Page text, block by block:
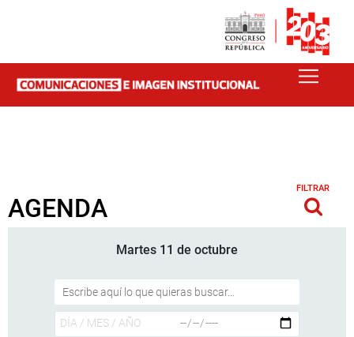
AGENDA
FILTRAR
Martes 11 de octubre